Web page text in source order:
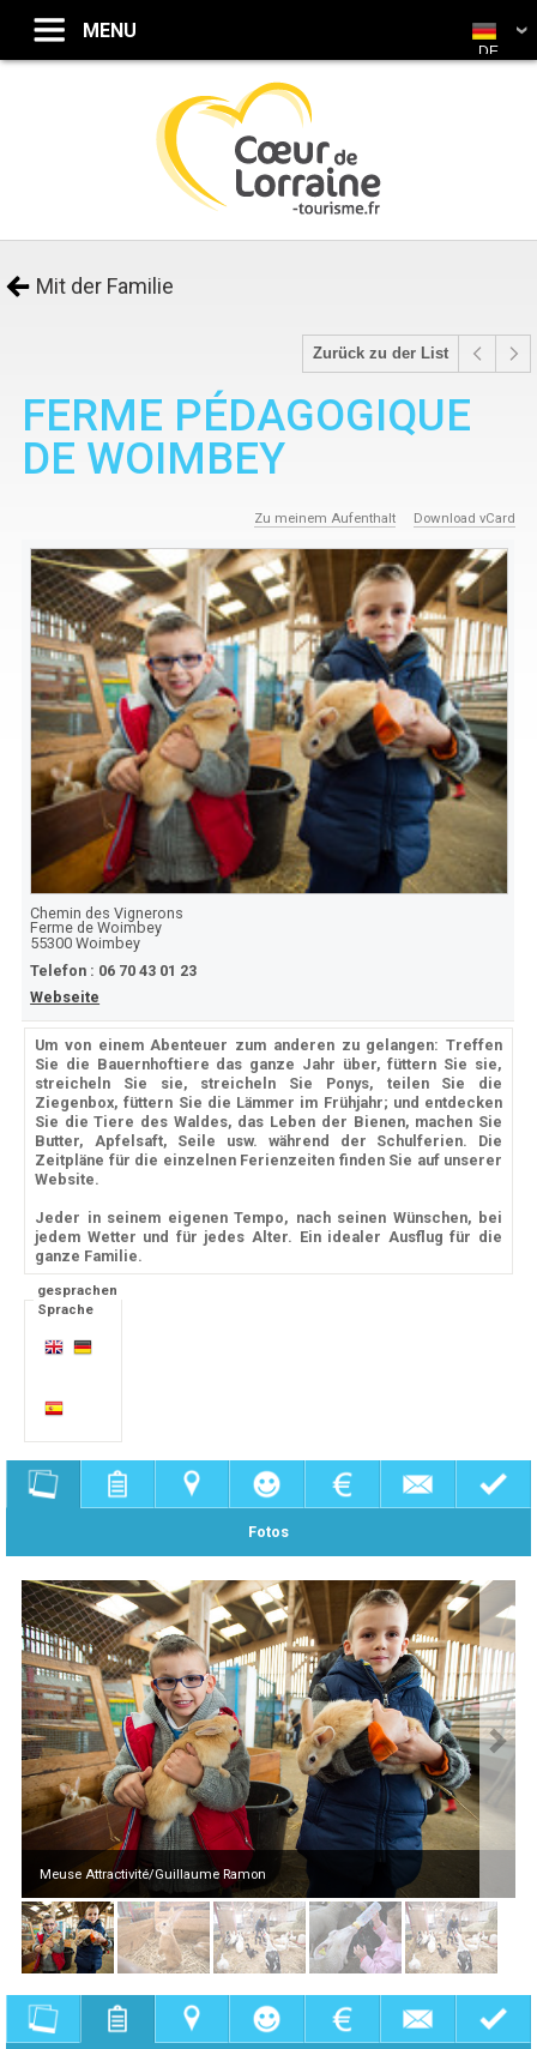
Mit der Familie
Zurück zu der List
FERME PÉDAGOGIQUE
DE WOIMBEY
Zu meinem Aufenthalt Download vCard
Chemin des Vignerons
Ferme de Woimbey
55300Woimbey
Telefon : 06 70 43 01 23
Webseite
Um von einem Abenteuer zum anderen zu gelangen: Treffen
Sie die Bauernhoftiere das ganze Jahr über, füttern Sie sie,
streicheln Sie sie, streicheln Sie Ponys, teilen Sie die
Ziegenbox, füttern Sie die Lämmer im Frühjahr; und entdecken
Sie die Tiere des Waldes, das Leben der Bienen, machen Sie
Butter, Apfelsaft, Seile usw. während der Schulferien. Die
Zeitpläne für die einzelnen Ferienzeiten finden Sie auf unserer
Website.
Jeder in seinem eigenen Tempo, nach seinen Wünschen, bei
jedem Wetter und für jedes Alter. Ein idealer Ausflug für die
ganze Familie.
gesprachen
Sprache
Fotos
Meuse Attractivité/Guillaume Ramon
DE